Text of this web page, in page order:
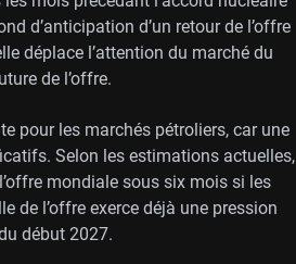
d’anticipation d’un retour de l’offre
déplace l’attention du marché du
de l’offre.
pour les marchés pétroliers, car une
Selon les estimations actuelles,
mondiale sous six mois si les
de l’offre exerce déjà une pression
début 2027.